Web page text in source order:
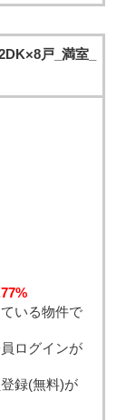
戸_満室_
いる物件で
ログインが
録(無料)が